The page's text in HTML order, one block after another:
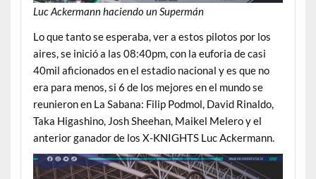
Luc Ackermann haciendo un Supermán
Lo que tanto se esperaba, ver a estos pilotos por los
aires, se inició a las 08:40pm, con la euforia de casi
40mil aficionados en el estadio nacional y es que no
era para menos, si 6 de los mejores en el mundo se
reunieron en La Sabana: Filip Podmol, David Rinaldo,
Taka Higashino, Josh Sheehan, Maikel Melero y el
anterior ganador de los X-KNIGHTS Luc Ackermann.